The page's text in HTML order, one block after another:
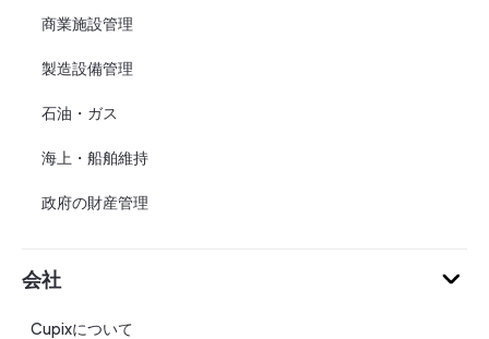
商業施設管理
製造設備管理
石油・ガス
海上・船舶維持
政府の財産管理
会社
Cupixについて